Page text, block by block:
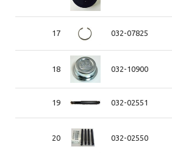
17 032-07825
18 032-10900
19 032-02551
20 032-02550